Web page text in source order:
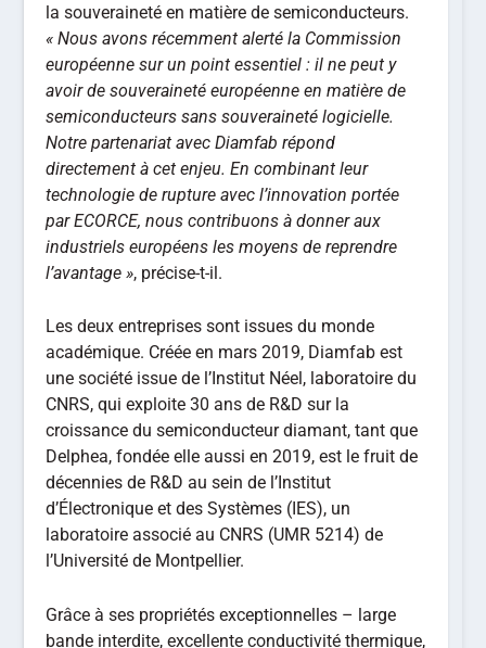
la souveraineté en matière de semiconducteurs.
« Nous avons récemment alerté la Commission
européenne sur un point essentiel : il ne peut y
avoir de souveraineté européenne en matière de
semiconducteurs sans souveraineté logicielle.
Notre partenariat avec Diamfab répond
directement à cet enjeu. En combinant leur
technologie de rupture avec l’innovation portée
par ECORCE, nous contribuons à donner aux
industriels européens les moyens de reprendre
l’avantage », précise-t-il.
Les deux entreprises sont issues du monde
académique. Créée en mars 2019, Diamfab est
une société issue de l’Institut Néel, laboratoire du
CNRS, qui exploite 30 ans de R&D sur la
croissance du semiconducteur diamant, tant que
Delphea, fondée elle aussi en 2019, est le fruit de
décennies de R&D au sein de l’Institut
d’Électronique et des Systèmes (IES), un
laboratoire associé au CNRS (UMR 5214) de
l’Université de Montpellier.
Grâce à ses propriétés exceptionnelles – large
bande interdite, excellente conductivité thermique,